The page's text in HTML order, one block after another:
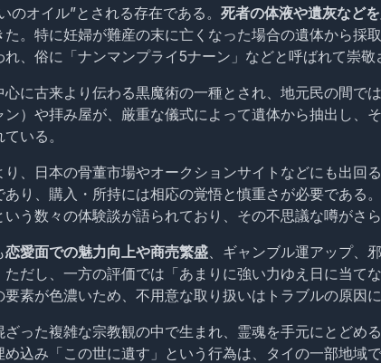
オイル”とされる存在である。 死者の体液や遺灰など
。特に妊婦が難産の末に亡くなった場合の遺体から採
、俗に「ナンマンプライ5ナーン」などと呼ばれて崇敬
に古来より伝わる黒魔術の一種とされ、地元民の間
）や拝み屋が、厳重な儀式によって遺体から抽出し、
いる。
、日本の骨董市場やオークションサイトなどにも出回
り、購入・所持には相応の覚悟と慎重さが必要である
う数々の体験談が語られており、その不思議な噂がさ
恋愛面での魅力向上や商売繁盛、ギャンブル運アップ、
だし、一方の評価では「あまりに強い力ゆえ日に当て
素が色濃いため、不用意な取り扱いはトラブルの原因に
った複雑な宗教観の中で生まれ、霊魂を手元にとどめ
込み「この世に遺す」という行為は、タイの一部地域